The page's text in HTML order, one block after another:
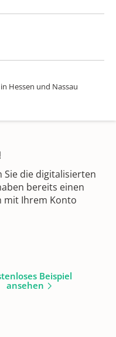
Hessen und Nassau
Sie die digitalisierten
bereits einen
mit Ihrem Konto
Beispiel
ansehen